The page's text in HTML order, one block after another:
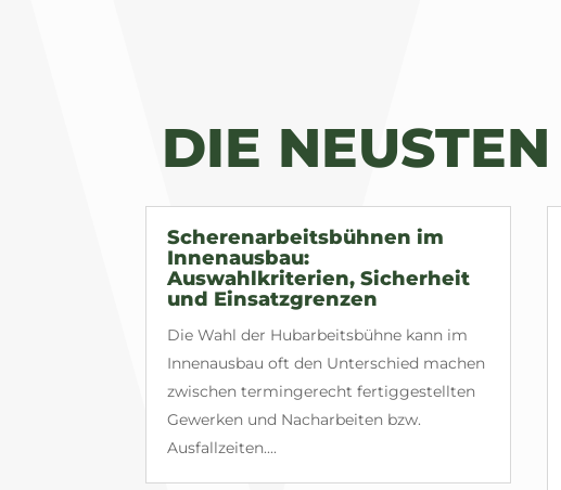
DIE
Scherenarbeitsbühnen im
Innenausbau:
Auswahlkriterien, Sicherheit
und Einsatzgrenzen
Die Wahl der Hubarbeitsbühne kann im
Innenausbau oft den Unterschied machen
zwischen termingerecht fertiggestellten
Gewerken und Nacharbeiten bzw.
Ausfallzeiten....